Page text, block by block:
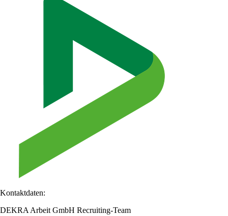
Kontaktdaten:
DEKRA Arbeit GmbH Recruiting-Team